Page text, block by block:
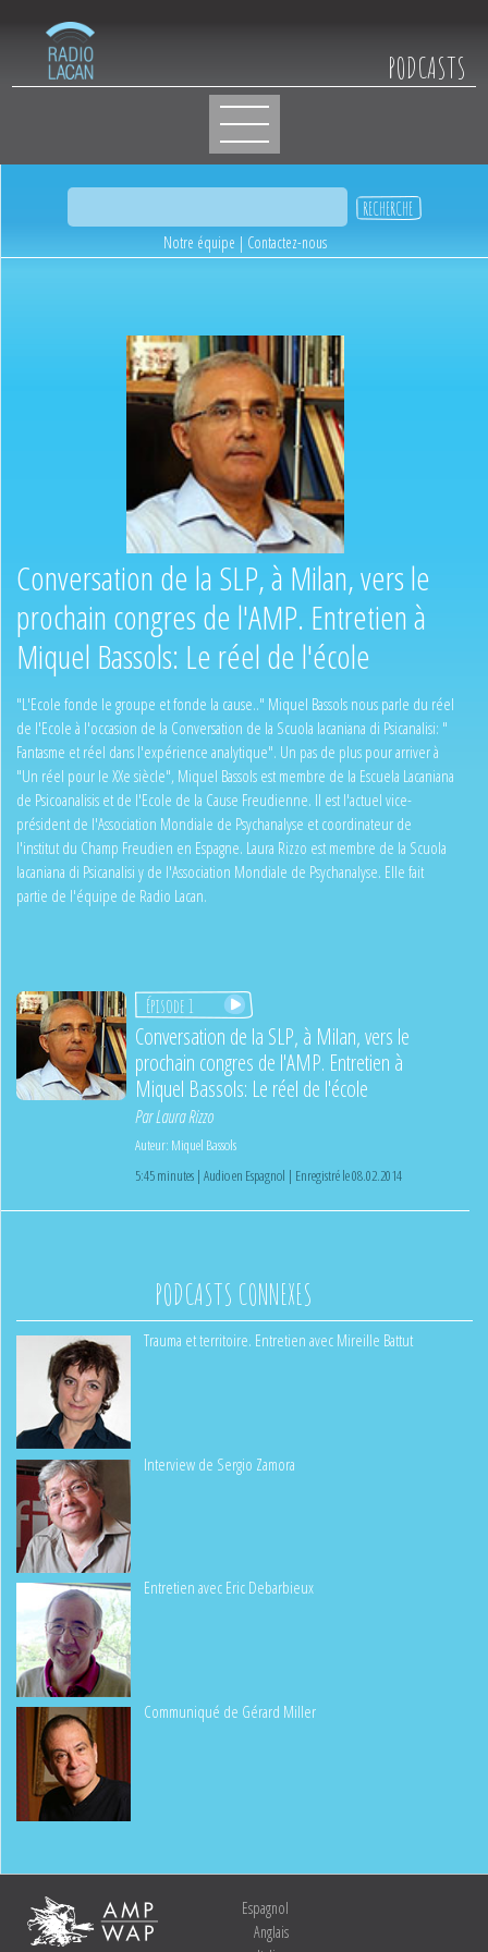
PODCASTS
Notre équipe | Contactez-nous
Conversation de la SLP, à Milan, vers le
prochain congres de l'AMP. Entretien à
Miquel Bassols: Le réel de l'école
"L'Ecole fonde le groupe et fonde la cause.." Miquel Bassols nous parle du réel
de l'Ecole à l'occasion de la Conversation de la Scuola lacaniana di Psicanalisi: "
Fantasme et réel dans l'expérience analytique". Un pas de plus pour arriver à
"Un réel pour le XXe siècle", Miquel Bassols est membre de la Escuela Lacaniana
de Psicoanalisis et de l'Ecole de la Cause Freudienne. Il est l'actuel vice-
président de l'Association Mondiale de Psychanalyse et coordinateur de
l'institut du Champ Freudien en Espagne. Laura Rizzo est membre de la Scuola
lacaniana di Psicanalisi y de l'Association Mondiale de Psychanalyse. Elle fait
partie de l'équipe de Radio Lacan.
Épisode 1
Conversation de la SLP, à Milan, vers le
prochain congres de l'AMP. Entretien à
Miquel Bassols: Le réel de l'école
ParLaura Rizzo
Auteur: Miquel Bassols
5:45 minutes | Audio en Espagnol | Enregistré le 08.02.2014
PODCASTS CONNEXES
Trauma et territoire. Entretien avec Mireille Battut
Interview de Sergio Zamora
Entretien avec Eric Debarbieux
Communiqué de Gérard Miller
Espagnol
Anglais